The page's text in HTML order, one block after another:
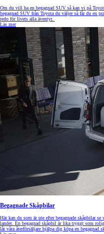
Om du vill ha en begagnad SUV så kan vi på
begagnad SUV från Toyota du väljer så får du en
redo för livets alla äventyr.
Läs mer
Begagnade Skåpbilar
Här kan du som är ute efter begagnade skåpbilar
landet. En begagnad skåpbil är lika tryggt som
låt våra återförsäljare hjälpa dig köpa en begagnad